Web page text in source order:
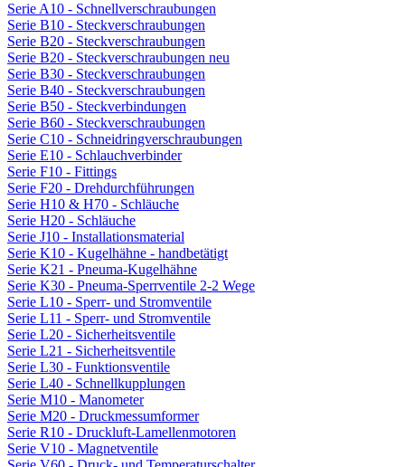
Serie A10 - Schnellverschraubungen
Serie B10 - Steckverschraubungen
Serie B20 - Steckverschraubungen
Serie B20 - Steckverschraubungen neu
Serie B30 - Steckverschraubungen
Serie B40 - Steckverschraubungen
Serie B50 - Steckverbindungen
Serie B60 - Steckverschraubungen
Serie C10 - Schneidringverschraubungen
Serie E10 - Schlauchverbinder
Serie F10 - Fittings
Serie F20 - Drehdurchführungen
Serie H10 & H70 - Schläuche
Serie H20 - Schläuche
Serie J10 - Installationsmaterial
Serie K10 - Kugelhähne - handbetätigt
Serie K21 - Pneuma-Kugelhähne
Serie K30 - Pneuma-Sperrventile 2-2 Wege
Serie L10 - Sperr- und Stromventile
Serie L11 - Sperr- und Stromventile
Serie L20 - Sicherheitsventile
Serie L21 - Sicherheitsventile
Serie L30 - Funktionsventile
Serie L40 - Schnellkupplungen
Serie M10 - Manometer
Serie M20 - Druckmessumformer
Serie R10 - Druckluft-Lamellenmotoren
Serie V10 - Magnetventile